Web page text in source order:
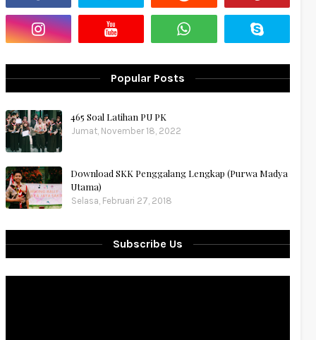
Popular Posts
465 Soal Latihan PU PK
Jumat, November 18, 2022
Download SKK Penggalang Lengkap (Purwa Madya
Utama)
Selasa, Februari 27, 2018
Subscribe Us